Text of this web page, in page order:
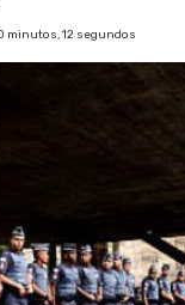
minutos, 12 segundos